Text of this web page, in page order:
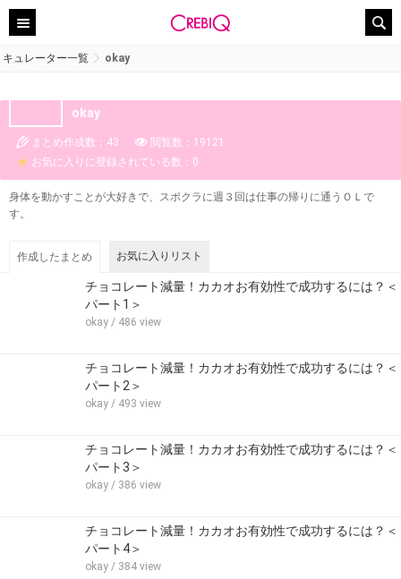
キュレーター一覧 okay
okay
まとめ作成数：43
閲覧数：19121
お気に入りに登録されている数：0
身体を動かすことが大好きで、スポクラに週３回は仕事の帰りに通うＯＬで
す。
作成したまとめ お気に入りリスト
チョコレート減量！カカオお有効性で成功するには？＜
パート1＞
okay / 486 view
チョコレート減量！カカオお有効性で成功するには？＜
パート2＞
okay / 493 view
チョコレート減量！カカオお有効性で成功するには？＜
パート3＞
okay / 386 view
チョコレート減量！カカオお有効性で成功するには？＜
パート4＞
okay / 384 view